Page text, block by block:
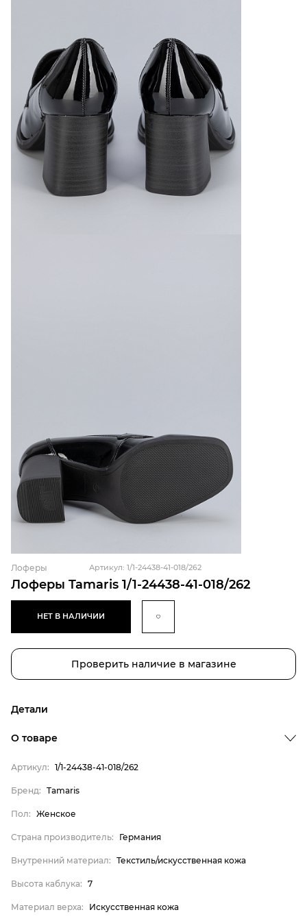
Лоферы Tamaris 1/1-24438-41-018/262
Лоферы Артикул: 1/1-24438-41-018/262
НЕТ В НАЛИЧИИ
Проверить наличие в магазине
Детали
Бренд
Пол
Страна производитель
Внутренний материал
Tamaris
О товаре
Артикул: 1/1-24438-41-018/262
Бренд: Tamaris
Пол: Женское
Страна производитель: Германия
Внутренний материал: Текстиль/искусственная кожа
Высота каблука: 7
Материал верха: Искусственная кожа